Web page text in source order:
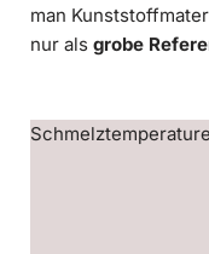
man
nur als grobe